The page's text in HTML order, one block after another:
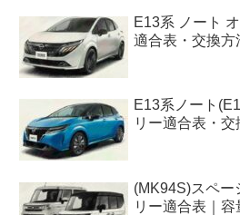
E13系 ノート
適合表・交換方
E13系ノート
リー適合表・交
(MK94S)スペー
リー適合表｜